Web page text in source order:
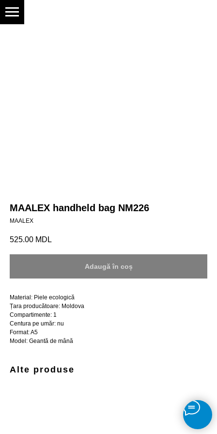
MAALEX handheld bag NM226
MAALEX
525.00 MDL
Adaugă în coș
Material: Piele ecologică
Țara producătoare: Moldova
Compartimente: 1
Centura pe umăr: nu
Format: A5
Model: Geantă de mână
Alte produse